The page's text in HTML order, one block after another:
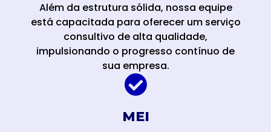
Além da estrutura sólida, nossa equipe
está capacitada para oferecer um serviço
consultivo de alta qualidade,
impulsionando o progresso contínuo de
sua empresa.
MEI